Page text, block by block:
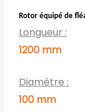
Rotor équipé de
Longueur :
1200 mm
Diamètre :
100 mm